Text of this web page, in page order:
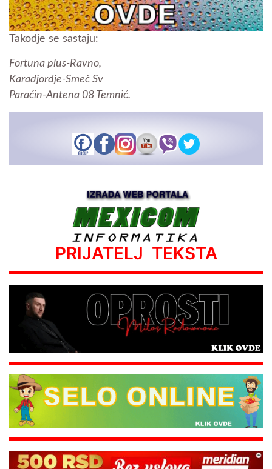
Takodje se sastaju:
Fortuna plus-Ravno,
Karadjordje-Smeč Sv
Paraćin-Antena 08 Temnić.
PRIJATELJ TEKSTA